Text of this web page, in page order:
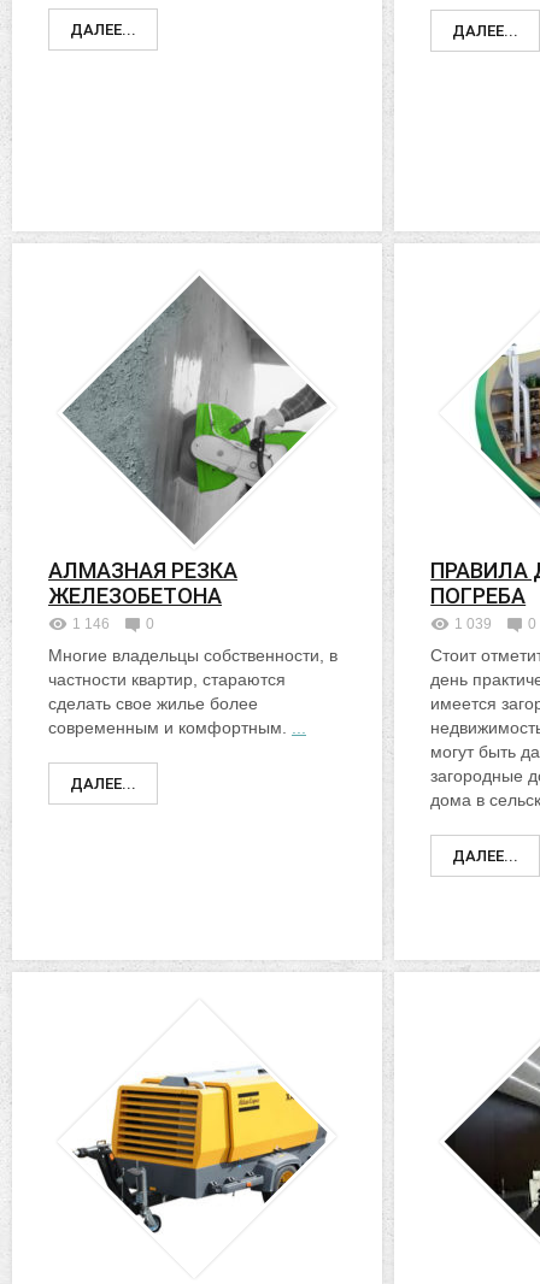
ДАЛЕЕ... ДАЛЕЕ...
АЛМАЗНАЯ РЕЗКА
ЖЕЛЕЗОБЕТОНА
1 146 0
Многие владельцы собственности, в
частности квартир, стараются
сделать свое жилье более
современным и комфортным.
ДАЛЕЕ...
ПРАВИЛА
ПОГРЕБА
1 039 0
Стоит
день
имеется
могут быть
загородные
дома в
ДАЛЕЕ...